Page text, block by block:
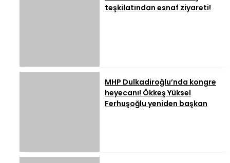
teşkilatından esnaf ziyareti!
MHP Dulkadiroğlu’nda kongre
heyecanı! Ökkeş Yüksel
Ferhuşoğlu yeniden başkan